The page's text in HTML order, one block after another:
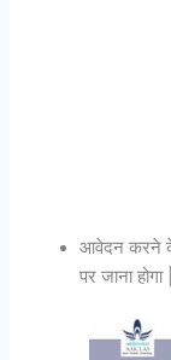
आवेदन करने
पर जाना होगा |